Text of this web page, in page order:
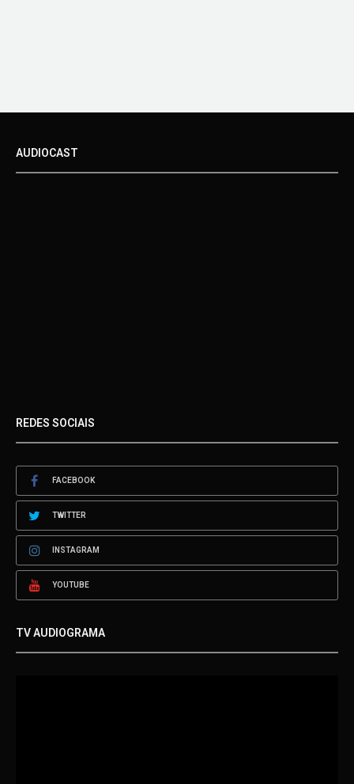
AUDIOCAST
REDES SOCIAIS
FACEBOOK
TWITTER
INSTAGRAM
YOUTUBE
TV AUDIOGRAMA